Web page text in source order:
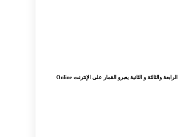
: وزارة التربية السورية عبر فيديوهات التربوية السورية تقدم شرح منهاج اللغة العربية لطلاب شهادة التعليم العام الفرع الادبي والعلمي الثالث الثانوي البكالوريا الادبي و العلمي موضوع الوحدة الرابعة والثالثة و الثانية يعبرو القمار على الإنترنت Online